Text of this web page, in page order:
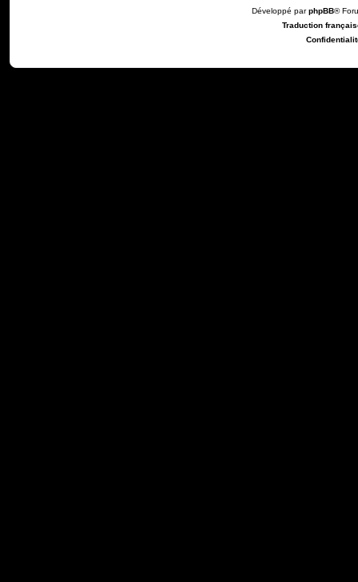
Développé parphpBB®
Traduction